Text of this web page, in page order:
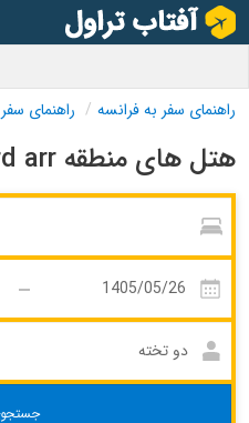
راهنمای سفر به فرانسه راهنمای
هتل های منطقه 3rd arr. پاریس